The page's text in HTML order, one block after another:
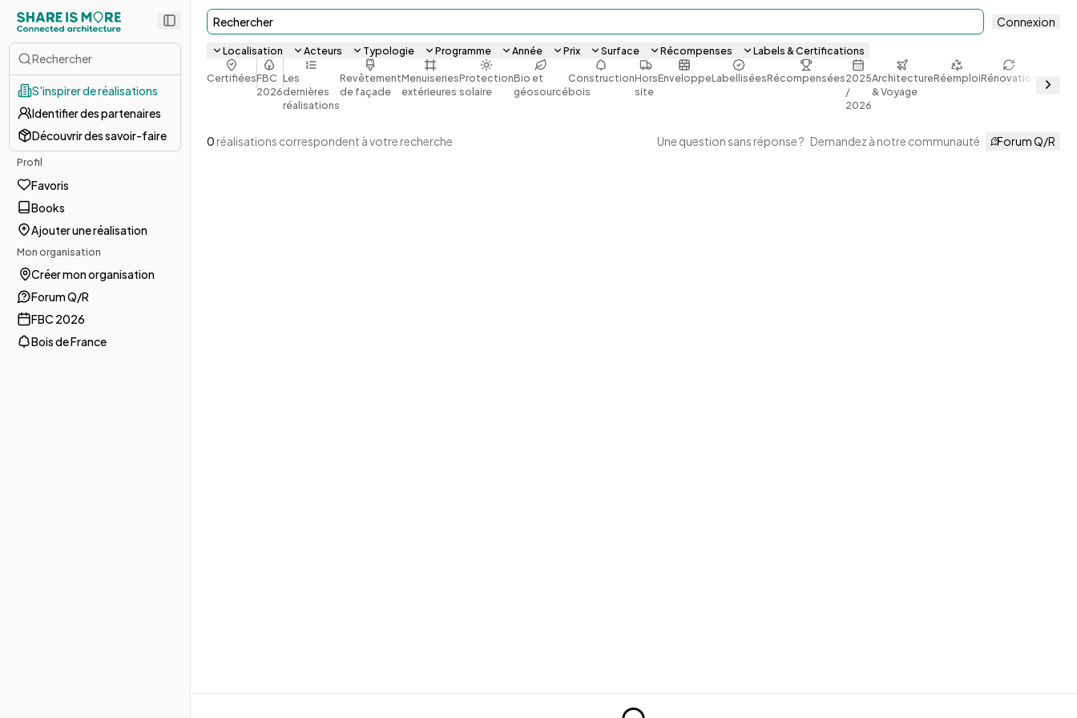
Rechercher
S'inspirer de réalisations
Identifier des partenaires
Découvrir des savoir-faire
Profil
Favoris
Books
Ajouter une réalisation
Mon organisation
Créer mon organisation
Forum Q/R
FBC 2026
Bois de France
Rechercher Connexion
Localisation Acteurs Typologie Programme Année Prix Surface Récompenses Labels & Certifications
CertifiéesFBC
2026
Les
dernières
réalisations
Revêtement
de façade
Menuiseries
extérieures
Protection
solaire
Bio et
géosourcé
Construction
bois
Hors
site
EnveloppeLabelliséesRécompensées2025
/
2026
Architecture
& Voyage
RéemploiRénovation
0 réalisations correspondent à votre recherche Une question sans réponse ? Demandez à notre communauté Forum Q/R